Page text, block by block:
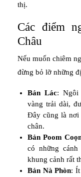
thị.
Các điểm
Châu
Nếu muốn chiêm
đừng bỏ lỡ những
Bản Lác: Ngôi
vàng trải dài,
Đây cũng là nơi
chân.
Bản Poom
có những
khung cảnh rất
Bản Nà Phòn: Ít